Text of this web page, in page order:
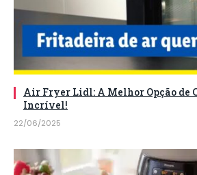
Air Fryer Lidl: A Melhor Opção de
Incrível!
22/06/2025